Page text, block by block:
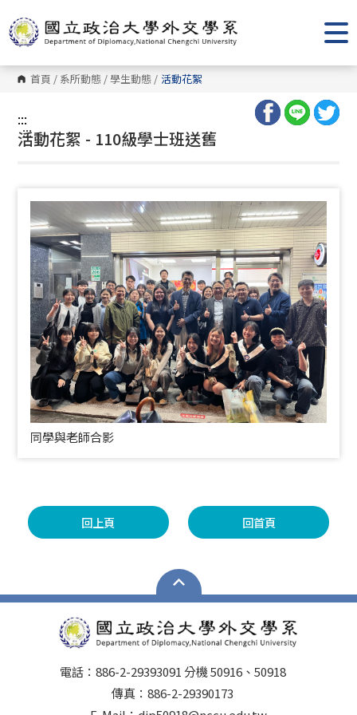
到
主
要
內
容
區 首頁 / 系所動態 /學生動態 / 活動花絮
:::
:::
活動花絮 - 110級學士班送舊
同學與老師合影
回上頁 回首頁
電話：886-2-29393091 分機 50916、50918
傳真：886-2-29390173